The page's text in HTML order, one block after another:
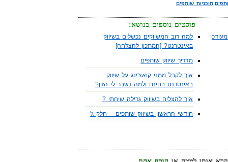
,תוכניות שותפים
פוסטים נוספים בנושא:
למה רוב המשווקים נכשלים בשיווק
באינטרנט? [המתכון להצלחה]
מדריך שיווק שותפים
איך לקבל ממני קואצ'ינג על שיווק
באינטרנט בחינם ולמה נשבר לי הזין?
איך להצליח בשיווק גרילה שיחתי ?
חודשי הראשון בשיווק שותפים – חלק ג'